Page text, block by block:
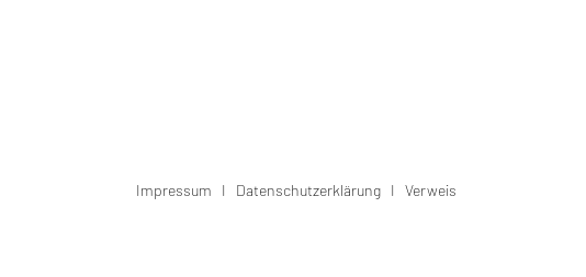
Impressum I DatenschutzerklärungI Verweis